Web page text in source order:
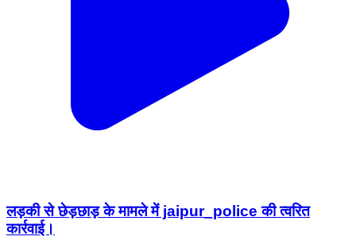
लड़की से छेड़छाड़ के मामले में jaipur_police की त्वरित
कार्रवाई।